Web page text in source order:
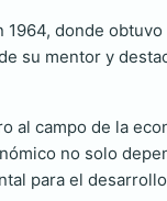
1964, donde
su mentor y
al campo de la
no solo
para el